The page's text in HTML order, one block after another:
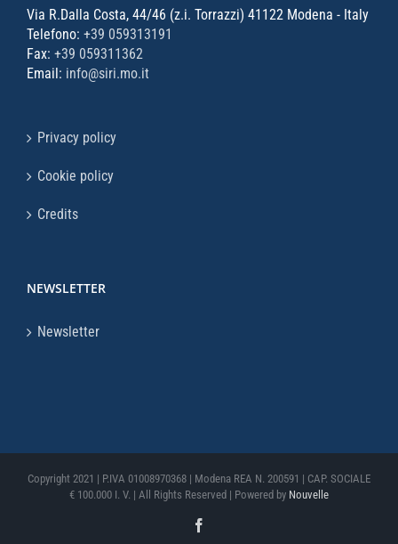
Via R.Dalla Costa, 44/46 (z.i. Torrazzi) 41122 Modena - Italy
Telefono: +39 059313191
Fax: +39 059311362
Email: info@siri.mo.it
Privacy policy
Cookie policy
Credits
NEWSLETTER
Newsletter
Copyright 2021 | P.IVA 01008970368 | Modena REA N. 200591 | CAP. SOCIALE
€ 100.000 I. V. | All Rights Reserved | Powered by Nouvelle